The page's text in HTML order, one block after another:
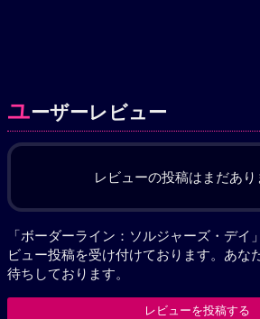
ユーザーレビュー
レビューの投稿はまだあり
「ボーダーライン：ソルジャーズ・デイ
ビュー投稿を受け付けております。あな
待ちしております。
レビューを投稿する